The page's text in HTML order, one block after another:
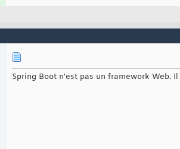
Spring Boot n'est pas un framework Web.